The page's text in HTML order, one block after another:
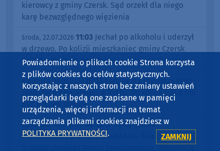
kierowcy z gminy Czersk. Sąd orzekł dla niego
karę bezwzględnego więzienia
środa, 22.07.2026 11:03 Jechał po alkoholu i uderzył
w drzewo. Po kolizji mieszkaniec gminy Czersk
uciekł z miejsca zdarzenia
niedziela, 19.07.2026 07:13
Kończy się pierwszy etap
inwestycji oświatowej w Rytlu. Do końca lipca ma
być gotowy żłobek
czwartek, 16.07.2026 08:15W byłej Szkole
Podstawowej w Krzyżu powstanie filia czerskiego
Powiadomienie o plikach cookie Strona korzysta
z plików cookies do celów statystycznych.
Korzystając z naszych stron bez zmiany ustawień
przeglądarki będą one zapisane w pamięci
urządzenia, więcej informacji na temat
zarządzania plikami cookies znajdziesz w
POLITYKA PRYWATNOŚCI. ZAMKNIJ